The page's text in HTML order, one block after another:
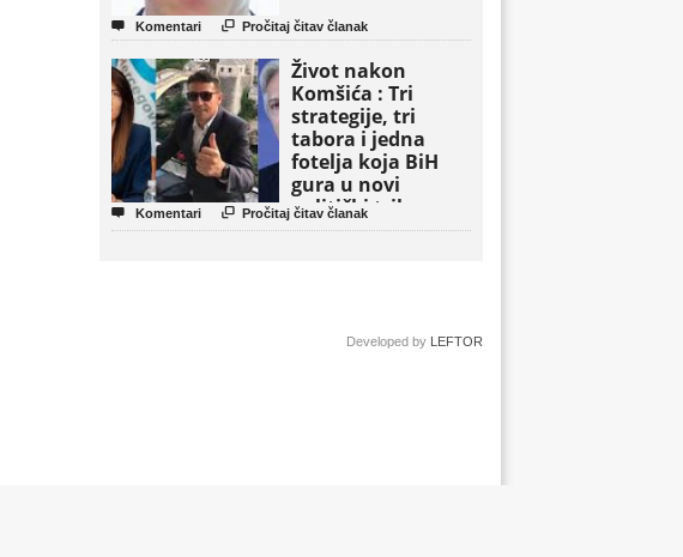
 Komentari  Pročitaj čitav članak
Život nakon
Komšića : Tri
strategije, tri
tabora i jedna
fotelja koja BiH
gura u novi
politički triler
 Komentari  Pročitaj čitav članak
Developed by LEFTOR